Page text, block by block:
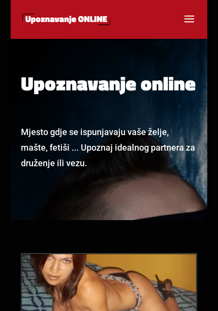
Upoznavanje online
Mjesto gdje se ispunjavaju vaše želje,
mašte, fetiši ... Upoznaj idealnog partnera za
druženje ili vezu.